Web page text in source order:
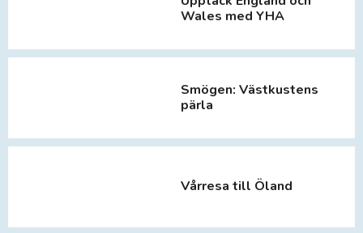
Wales med YHA
Smögen: Västkustens
pärla
Vårresa till Öland